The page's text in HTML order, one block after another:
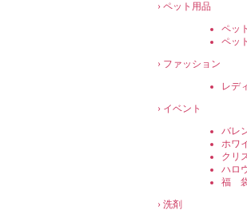
› ペット用品
ペッ
ペッ
› ファッション
レデ
› イベント
バレ
ホワ
クリ
ハロ
福
› 洗剤